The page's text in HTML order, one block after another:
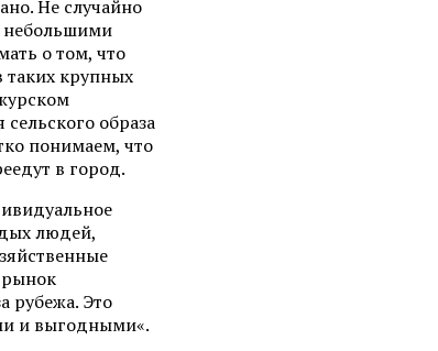
Не случайно
небольшими
о том, что
таких крупных
образа
понимаем, что
в город.
людей,
рынок
рубежа. Это
и выгодными«.